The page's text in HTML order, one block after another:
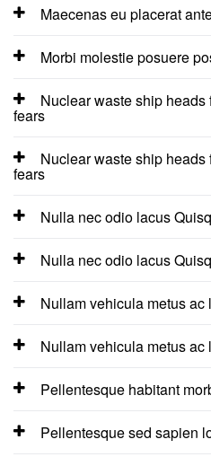
Maecenas eu placerat
Morbi molestie posuere
Nuclear waste ship
fears
Nuclear waste ship
fears
Nulla nec odio lacus
Nulla nec odio lacus
Nullam vehicula metus ac
Nullam vehicula metus ac
Pellentesque habitant
Pellentesque sed sapien